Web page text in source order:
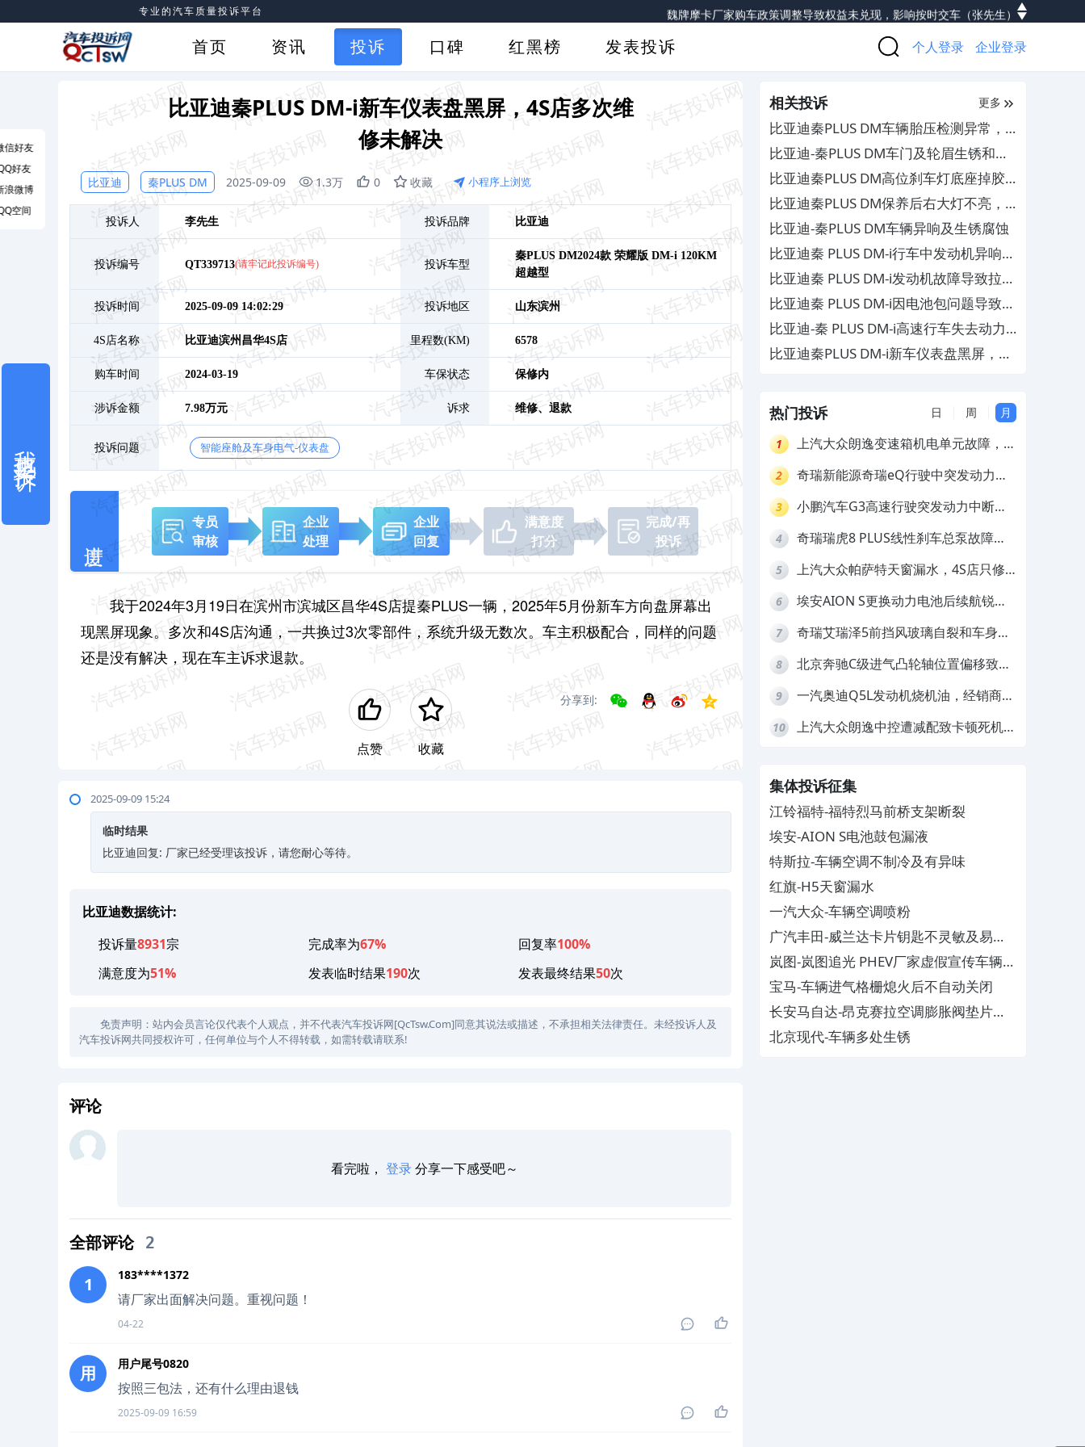
专业的汽车质量投诉平台 魏牌摩卡厂家购车政策调整导致权益未兑现，影响按时交车 （张先生）
比亚迪元PLUS方向盘起皮掉皮，厂家客服不予质保
上汽大众朗逸变速箱机电单元故障，厂家不作为（戴先生）
小米汽车-YU7商家单方取消订单并拒退定金
（车先生）
奇瑞风云风云T9变速箱半轴油封漏油，服务站欺骗客户无配件维修（唐先生）
奇瑞新能源奇瑞eQ行驶中突发动力受限报警和车辆无法正常快充，厂家推脱拒绝三电质保
（赵先生）
北京现代库斯途新车有补漆维修及4S欺骗车辆信息，厂家推诿扯皮不作为（宋先生）
一汽奥迪A4L 4S店维修操作不当拆坏轮胎及轮毂，其态度恶劣拒担责 （何先生）
奇瑞瑞虎8行驶中故障灯全亮且刹车失灵，严重威胁行车安全（胡先生）
埃安AION V行车中报系统故障致失去动力，4S店查不出原因（焦先生）
奇瑞艾瑞泽8尾灯壳开裂，售后推诿不给更换维修（翟先生）
比亚迪秦DM电池电芯损坏和空调故障，4S店无人解决 （李先生）
江铃福特福特烈马车辆多部件损坏，要求厂家彻底维修（秦先生）
领克03仪表盘和变速箱出现原厂质量故障，存在严重行驶安全隐患（刘先生）
理想L9车辆出现质量问题，厂家没有售后服务
（曾先生）
首页 资讯 投诉 口碑 红黑榜 发表投诉 个人登录 企业登录
比亚迪秦PLUS DM-i新车仪表盘黑屏，4S店多次维
修未解决
比亚迪 秦PLUS DM 2025-09-09 1.3万 0 收藏 小程序上浏览
投诉人 李先生 投诉品牌 比亚迪
投诉编号 QT339713(请牢记此投诉编号) 投诉车型
秦PLUS DM2024款 荣耀版 DM-i 120KM
超越型
投诉时间 2025-09-09 14:02:29 投诉地区 山东滨州
4S店名称 比亚迪滨州昌华4S店 里程数(KM) 6578
购车时间 2024-03-19 车保状态 保修内
涉诉金额 7.98万元 诉求 维修、 退款
投诉问题 智能座舱及车身电气-仪表盘
专员
审核
企业
处理
企业
回复
满意度
打分
完成/再
投诉
我于2024年3月19日在滨州市滨城区昌华4S店提秦PLUS一辆，2025年5月份新车方向盘屏幕出
现黑屏现象。多次和4S店沟通，一共换过3次零部件，系统升级无数次。车主积极配合，同样的问题
还是没有解决，现在车主诉求退款。
点赞 收藏
分享到:
2025-09-09 15:24
临时结果
比亚迪回复: 厂家已经受理该投诉，请您耐心等待。
比亚迪数据统计:
投诉量8931宗 完成率为67% 回复率100%
满意度为51% 发表临时结果190次 发表最终结果50次
免责声明：站内会员言论仅代表个人观点，并不代表汽车投诉网[QcTsw.Com]同意其说法或描述，不承担相关法律责任。未经投诉人及
汽车投诉网共同授权许可，任何单位与个人不得转载，如需转载请联系!
评论
看完啦， 登录分享一下感受吧～
全部评论 2
1 183****1372
请厂家出面解决问题。重视问题！
04-22
用 用户尾号0820
按照三包法，还有什么理由退钱
2025-09-09 16:59
相关投诉 更多
比亚迪秦PLUS DM车辆胎压检测异常，
影响行车安全
比亚迪-秦PLUS DM车门及轮眉生锈和轮
毂氧化掉漆
比亚迪秦PLUS DM高位刹车灯底座掉胶
及脱落，4S店强制过度维修
比亚迪秦PLUS DM保养后右大灯不亮，
4S店需自费更换
比亚迪-秦PLUS DM车辆异响及生锈腐蚀
比亚迪秦 PLUS DM-i行车中发动机异响，
售后不予质保
比亚迪秦 PLUS DM-i发动机故障导致拉
缸，4S店不予质保维修
比亚迪秦 PLUS DM-i因电池包问题导致行
车失速及无法提速，4S店无法解决
比亚迪-秦 PLUS DM-i高速行车失去动力
和车内饰发霉及车底生锈
比亚迪秦PLUS DM-i新车仪表盘黑屏，4S
热门投诉 日 周 月
1
上汽大众朗逸变速箱机电单元故障，厂
2
奇瑞新能源奇瑞eQ行驶中突发动力受
拒绝三电质保
3
小鹏汽车G3高速行驶突发动力中断，
4
奇瑞瑞虎8 PLUS线性刹车总泵故障，
5
上汽大众帕萨特天窗漏水，4S店只修
6
埃安AION S更换动力电池后续航锐
7
奇瑞艾瑞泽5前挡风玻璃自裂和车身多
8
北京奔驰C级进气凸轮轴位置偏移致发
9
一汽奥迪Q5L发动机烧机油，经销商推
10
上汽大众朗逸中控遭减配致卡顿死机，
集体投诉征集
江铃福特-福特烈马前桥支架断裂
埃安-AION S电池鼓包漏液
特斯拉-车辆空调不制冷及有异味
红旗-H5天窗漏水
一汽大众-车辆空调喷粉
广汽丰田-威兰达卡片钥匙不灵敏及易消
磁
岚图-岚图追光 PHEV厂家虚假宣传车辆配
置与功能
宝马-车辆进气格栅熄火后不自动关闭
长安马自达-昂克赛拉空调膨胀阀垫片生
锈
北京现代-车辆多处生锈
信好友
好友
浪微博
空间